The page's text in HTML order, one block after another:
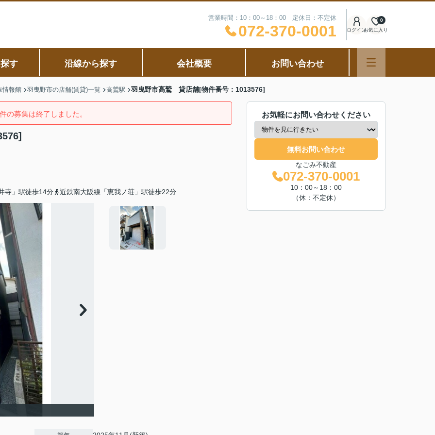
営業時間：10：00～18：00 定休日：不定休
072-370-0001 ログインお気に入り
0
す 沿線から探す 会社概要 お問い合わせ
情報館 羽曳野市の店舗(賃貸)一覧 高鷲駅 羽曳野市高鷲 貸店舗[物件番号：1013576]
の募集は終了しました。
寺」駅徒歩14分 近鉄南大阪線「恵我ノ荘」駅徒歩22分
お気軽にお問い合わせください
無料お問い合わせ
なごみ不動産
072-370-0001
10：00～18：00
（休：不定休）